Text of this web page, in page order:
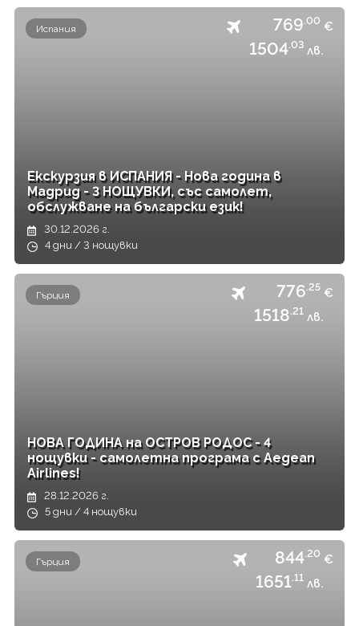
Испания 769.00 €
1504.03 лв.
Екскурзия в ИСПАНИЯ - Нова година в
Мадрид - 3 НОЩУВКИ, със самолет,
обслужване на български език!
30.12.2026 г.
4 дни / 3 нощувки
Гърция 776.25 €
1518.21 лв.
НОВА ГОДИНА на ОСТРОВ РОДОС - 4
нощувки - самолетна програма с Aegean
Airlines!
28.12.2026 г.
5 дни / 4 нощувки
Гърция 844.20 €
1651.11 лв.